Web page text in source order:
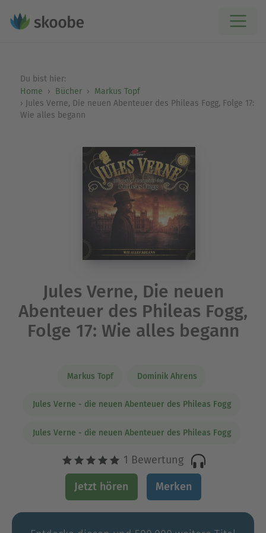
Du bist hier:
Home
Bücher
Markus Topf
Jules Verne, Die neuen Abenteuer des Phileas Fogg, Folge 17:
Wie alles begann
Jules Verne, Die neuen
Abenteuer des Phileas Fogg,
Folge 17: Wie alles begann
Markus Topf Dominik Ahrens
Jules Verne - die neuen Abenteuer des Phileas Fogg
Jules Verne - die neuen Abenteuer des Phileas Fogg
1 Bewertung
Jetzt hören Merken